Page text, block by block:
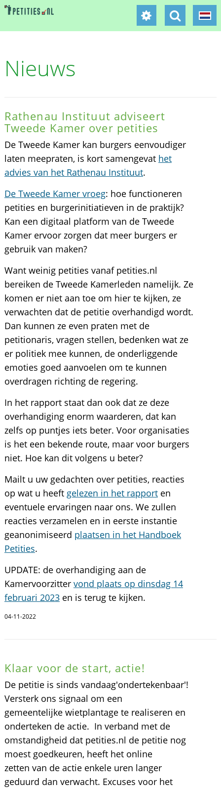
Nieuws
Rathenau Instituut adviseert
Tweede Kamer over petities
De Tweede Kamer kan burgers eenvoudiger
laten meepraten, is kort samengevat het
advies van het Rathenau Instituut.
De Tweede Kamer vroeg: hoe functioneren
petities en burgerinitiatieven in de praktijk?
Kan een digitaal platform van de Tweede
Kamer ervoor zorgen dat meer burgers er
gebruik van maken?
Want weinig petities vanaf petities.nl
bereiken de Tweede Kamerleden namelijk. Ze
komen er niet aan toe om hier te kijken, ze
verwachten dat de petitie overhandigd wordt.
Dan kunnen ze even praten met de
petitionaris, vragen stellen, bedenken wat ze
er politiek mee kunnen, de onderliggende
emoties goed aanvoelen om te kunnen
overdragen richting de regering.
In het rapport staat dan ook dat ze deze
overhandiging enorm waarderen, dat kan
zelfs op puntjes iets beter. Voor organisaties
is het een bekende route, maar voor burgers
niet. Hoe kan dit volgens u beter?
Mailt u uw gedachten over petities, reacties
op wat u heeft gelezen in het rapporten
eventuele ervaringen naar ons. We zullen
reacties verzamelen en in eerste instantie
geanonimiseerd plaatsen in het Handboek
Petities.
UPDATE: de overhandiging aan de
Kamervoorzitter vond plaats op dinsdag 14
februari 2023en is terug te kijken.
04-11-2022
Klaar voor de start, actie!
De petitie is sinds vandaag'ondertekenbaar'!
Versterk ons signaal om een
gemeentelijke wietplantage te realiseren en
onderteken de actie. In verband met de
omstandigheid dat petities.nl de petitie nog
moest goedkeuren, heeft het online
zetten van de actie enkele uren langer
geduurd dan verwacht. Excuses voor het